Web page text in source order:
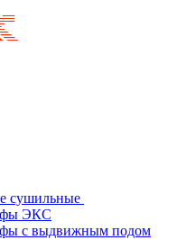
сушильные
ЭКС
с выдвижным подом